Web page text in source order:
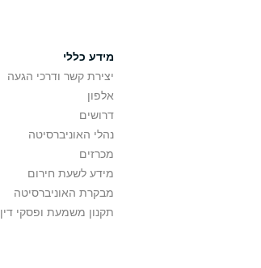
מידע כללי
יצירת קשר ודרכי הגעה
אלפון
דרושים
נהלי האוניברסיטה
מכרזים
מידע לשעת חירום
מבקרת האוניברסיטה
תקנון משמעת ופסקי דין